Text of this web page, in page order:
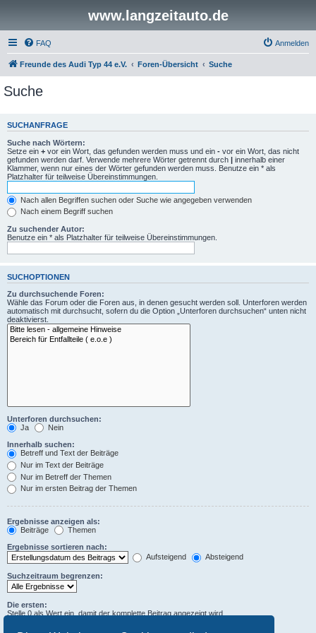
www.langzeitauto.de
FAQ Anmelden
Freunde des Audi Typ 44 e.V. Foren-Übersicht Suche
Suche
SUCHANFRAGE
Suche nach Wörtern:
Setze ein + vor ein Wort, das gefunden werden muss und ein - vor ein Wort, das nicht
gefunden werden darf. Verwende mehrere Wörter getrennt durch | innerhalb einer
Klammer, wenn nur eines der Wörter gefunden werden muss. Benutze ein * als
Platzhalter für teilweise Übereinstimmungen.
Nach allen Begriffen suchen oder Suche wie angegeben verwenden
Nach einem Begriff suchen
Zu suchender Autor:
Benutze ein * als Platzhalter für teilweise Übereinstimmungen.
SUCHOPTIONEN
Zu durchsuchende Foren:
Wähle das Forum oder die Foren aus, in denen gesucht werden soll. Unterforen werden
automatisch mit durchsucht, sofern du die Option „Unterforen durchsuchen“ unten nicht
deaktivierst.
Unterforen durchsuchen:
Ja
Nein
Innerhalb suchen:
Betreff und Text der Beiträge
Nur im Text der Beiträge
Nur im Betreff der Themen
Nur im ersten Beitrag der Themen
Ergebnisse anzeigen als:
Beiträge
Themen
Ergebnisse sortieren nach:
Aufsteigend
Absteigend
Suchzeitraum begrenzen:
Die ersten:
Stelle 0 als Wert ein, damit der komplette Beitrag angezeigt wird.